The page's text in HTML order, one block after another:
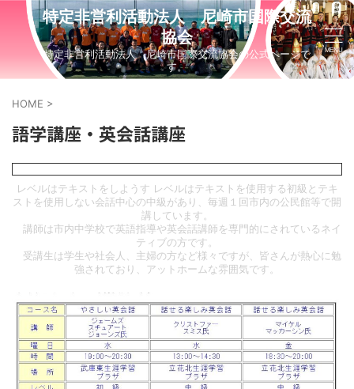
特定非営利活動法人 尼崎市国際交流
協会
特定非営利活動法人 尼崎市国際交流協会の公式ページで
す。
HOME >
語学講座・英会話講座
レベルはテキストをしようす レベルはテキストを使用する初級とテキ
ストを使用しない会話中心の中級があり、毎週１回市内の公民館等で開
講しています。
講師は市内中学校で英語指導や英会話講師を専門的にされているネイ
ティブの方です。
受講生は学生や社会人、主婦の方など様々ですが、皆さんが熱心に勉
強されており、アットホームな雰囲気です。